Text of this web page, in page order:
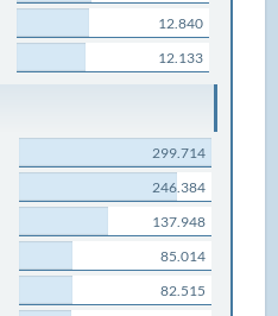
12.840
12.133
299.714
246.384
137.948
85.014
82.515